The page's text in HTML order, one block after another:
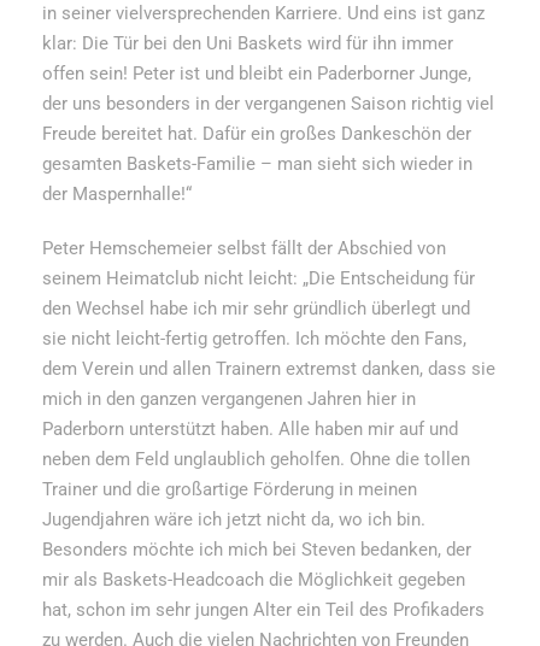
in seiner vielversprechenden Karriere. Und eins ist ganz
klar: Die Tür bei den Uni Baskets wird für ihn immer
offen sein! Peter ist und bleibt ein Paderborner Junge,
der uns besonders in der vergangenen Saison richtig viel
Freude bereitet hat. Dafür ein großes Dankeschön der
gesamten Baskets-Familie – man sieht sich wieder in
der Maspernhalle!“
Peter Hemschemeier selbst fällt der Abschied von
seinem Heimatclub nicht leicht: „Die Entscheidung für
den Wechsel habe ich mir sehr gründlich überlegt und
sie nicht leicht-fertig getroffen. Ich möchte den Fans,
dem Verein und allen Trainern extremst danken, dass sie
mich in den ganzen vergangenen Jahren hier in
Paderborn unterstützt haben. Alle haben mir auf und
neben dem Feld unglaublich geholfen. Ohne die tollen
Trainer und die großartige Förderung in meinen
Jugendjahren wäre ich jetzt nicht da, wo ich bin.
Besonders möchte ich mich bei Steven bedanken, der
mir als Baskets-Headcoach die Möglichkeit gegeben
hat, schon im sehr jungen Alter ein Teil des Profikaders
zu werden. Auch die vielen Nachrichten von Freunden